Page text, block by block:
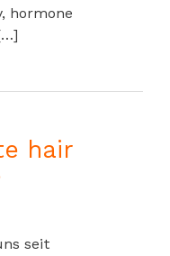
hormone
hair
seit